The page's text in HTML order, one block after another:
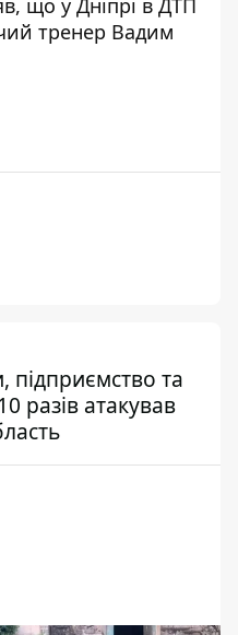
що у Дніпрі в ДТП
тренер Вадим
та
разів атакував